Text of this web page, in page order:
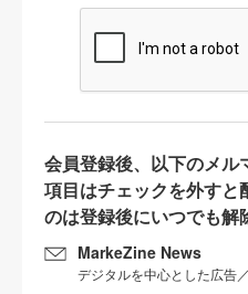
会員登録後、以下のメル
項目はチェックを外すと
のは登録後にいつでも解
MarkeZine News
デジタルを中心とした広告